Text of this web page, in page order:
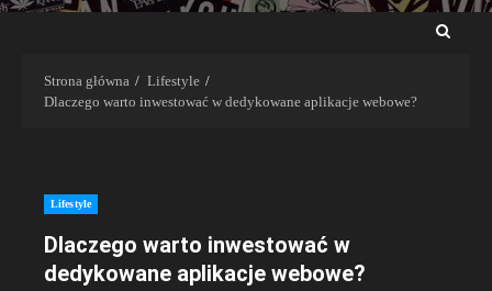
Strona główna
Lifestyle
Dlaczego warto inwestować w dedykowane aplikacje webowe?
Lifestyle
Dlaczego warto inwestować w
dedykowane aplikacje webowe?